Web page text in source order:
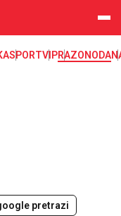
SPORTVIPRAZONODA
pretrazi